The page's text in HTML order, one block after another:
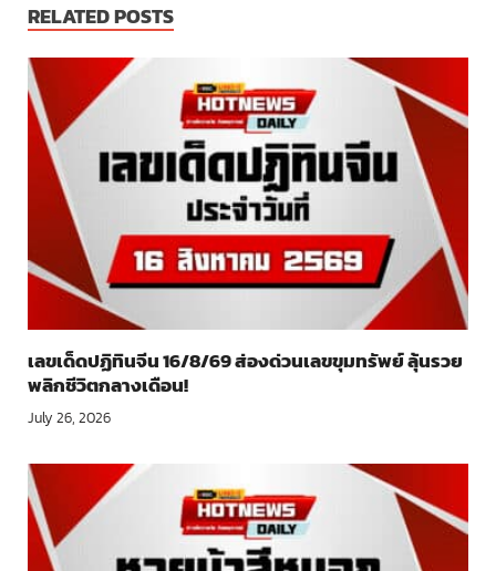
RELATED POSTS
เลขเด็ดปฏิทินจีน 16/8/69 ส่องด่วนเลขขุมทรัพย์ ลุ้นรวย
พลิกชีวิตกลางเดือน!
July 26, 2026